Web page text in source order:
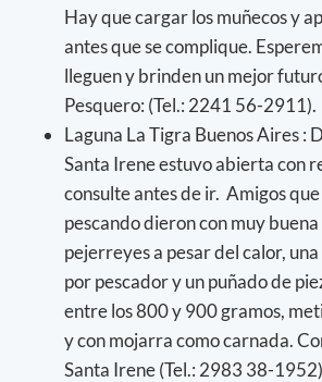
Hay que cargar los muñecos y
antes que se complique.
lleguen y brinden un mejor
Pesquero: (Tel.: 2241 56-2911).
Laguna La Tigra Buenos Aires :
Santa Irene estuvo abierta con
consulte antes de ir. Amigos
pescando dieron con muy
pejerreyes a pesar del calor,
por pescador y un puñado de
entre los 800 y 900 gramos,
y con mojarra como carnada.
Santa Irene (Tel.: 2983 38-